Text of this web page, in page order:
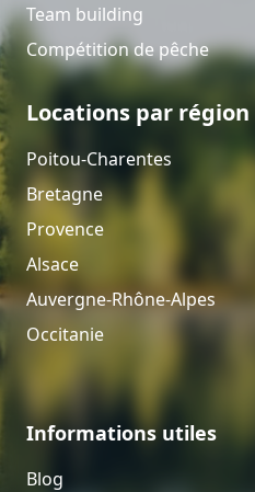
Team building
Compétition de pêche
Locations par région
Poitou-Charentes
Bretagne
Provence
Alsace
Auvergne-Rhône-Alpes
Occitanie
Informations utiles
Blog